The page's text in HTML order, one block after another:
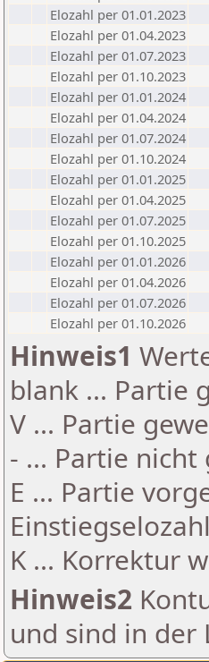
Elozahl per 01.01.2023
Elozahl per 01.04.2023
Elozahl per 01.07.2023
Elozahl per 01.10.2023
Elozahl per 01.01.2024
Elozahl per 01.04.2024
Elozahl per 01.07.2024
Elozahl per 01.10.2024
Elozahl per 01.01.2025
Elozahl per 01.04.2025
Elozahl per 01.07.2025
Elozahl per 01.10.2025
Elozahl per 01.01.2026
Elozahl per 01.04.2026
Elozahl per 01.07.2026
Elozahl per 01.10.2026
Hinweis1
blank ... Partie
V ... Partie
- ... Partie
E ... Partie
K ... Korrektur
Hinweis2
und sind in der